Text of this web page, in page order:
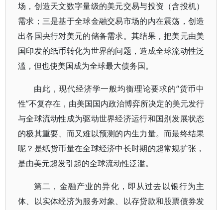
场，创造天文数字量级的美元交易与投资（含投机）
需求；三是基于全球金融交易市场的内在震荡，创造
出各国央行对美元的储备需求。其结果，把美元由美
国印发的纸币转化为世界的问题，造成全球流动性泛
滥，但也使美国成为全球最大债务国。
由此，现代经济学一般均衡理论要求的“货币中
性”不复存在，由美国国内政治博弈所决定的美元发行
与全球流动性成为驱动世界经济运行和国别发展状态
的极其重要、而又难以预测的内生力量。而最终结果
呢？是纸货币量在全球经济中长时期的超常规扩张，
是由美元超发引起的全球流动性泛滥。
第二，金融产业的异化，即从过去以银行为主
体、以实体经济为服务对象、以存贷款和股票债券发